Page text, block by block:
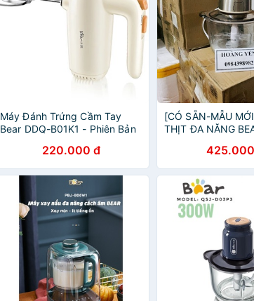
Máy Đánh Trứng Cầm Tay
Bear DDQ-B01K1 - Phiên Bản
220.000 đ
[CÓ SẴN-MẪU
THỊT ĐA NĂNG